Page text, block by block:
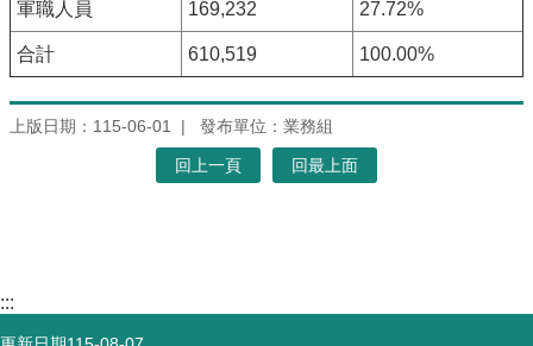
軍職人員 169,232 27.72%
合計 610,519 100.00%
上版日期：115-06-01 發布單位：業務組
回上一頁 回最上面
:::